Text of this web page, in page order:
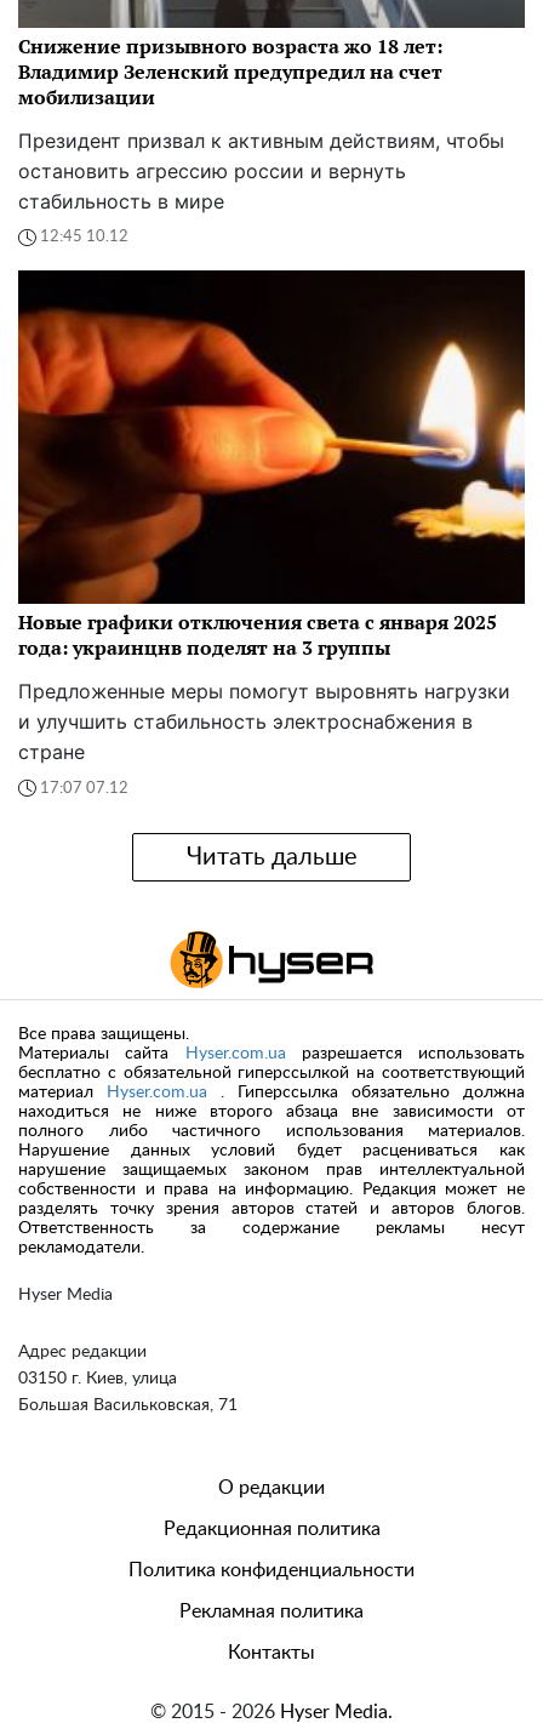
Снижение призывного возраста жо 18 лет:
Владимир Зеленский предупредил на счет
мобилизации
Президент призвал к активным действиям, чтобы
остановить агрессию россии и вернуть
стабильность в мире
12:45 10.12
Новые графики отключения света с января 2025
года: украинцнв поделят на 3 группы
Предложенные меры помогут выровнять нагрузки
и улучшить стабильность электроснабжения в
стране
17:07 07.12
Читать дальше
Hyser Media
Адрес редакции
03150 г. Киев, улица
Большая Васильковская, 71
Все права защищены.
Материалы сайта
Hyser.com.ua разрешается использовать
бесплатно с обязательной гиперссылкой на соответствующий
материал
Hyser.com.ua . Гиперссылка обязательно должна
находиться не ниже второго абзаца вне зависимости от
полного либо частичного использования материалов.
Нарушение данных условий будет расцениваться как
нарушение защищаемых законом прав интеллектуальной
собственности и права на информацию. Редакция может не
разделять точку зрения авторов статей и авторов блогов.
Ответственность за содержание рекламы несут
рекламодатели.
О редакции
Редакционная политика
Политика конфиденциальности
Рекламная политика
Контакты
© 2015 - 2026 Hyser Media.